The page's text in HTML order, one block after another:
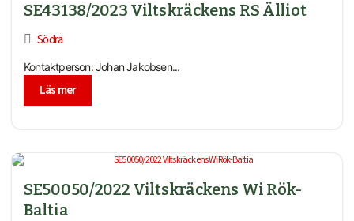
SE43138/2023 Viltskräckens RS Älliot
Södra
Kontaktperson: Johan Jakobsen...
Läs mer
SE50050/2022 Viltskräckens Wi Rök-
Baltia